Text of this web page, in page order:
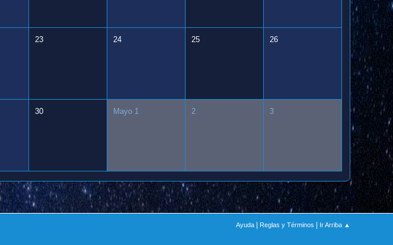
23 24 25 26
30 Mayo 1 2 3
Ayuda Reglas y Términos Ir Arriba ▲